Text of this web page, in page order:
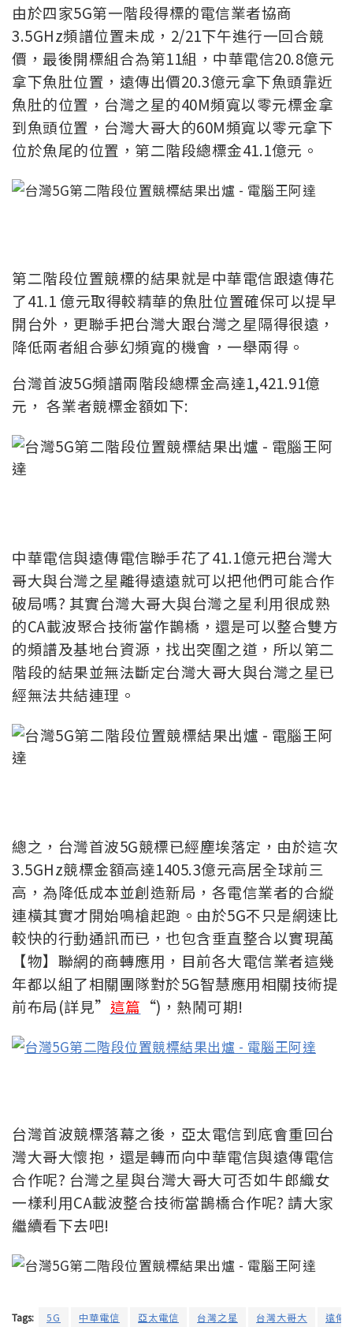
由於四家5G第一階段得標的電信業者協商
3.5GHz頻譜位置未成，2/21下午進行一回合競
價，最後開標組合為第11組，中華電信20.8億元
拿下魚肚位置，遠傳出價20.3億元拿下魚頭靠近
魚肚的位置，台灣之星的40M頻寬以零元標金拿
到魚頭位置，台灣大哥大的60M頻寬以零元拿下
位於魚尾的位置，第二階段總標金41.1億元。
第二階段位置競標的結果就是中華電信跟遠傳花
了41.1 億元取得較精華的魚肚位置確保可以提早
開台外，更聯手把台灣大跟台灣之星隔得很遠，
降低兩者組合夢幻頻寬的機會，一舉兩得。
台灣首波5G頻譜兩階段總標金高達1,421.91億
元， 各業者競標金額如下:
中華電信與遠傳電信聯手花了41.1億元把台灣大
哥大與台灣之星離得遠遠就可以把他們可能合作
破局嗎? 其實台灣大哥大與台灣之星利用很成熟
的CA載波聚合技術當作鵲橋，還是可以整合雙方
的頻譜及基地台資源，找出突圍之道，所以第二
階段的結果並無法斷定台灣大哥大與台灣之星已
經無法共結連理。
總之，台灣首波5G競標已經塵埃落定，由於這次
3.5GHz競標金額高達1405.3億元高居全球前三
高，為降低成本並創造新局，各電信業者的合縱
連橫其實才開始鳴槍起跑。由於5G不只是網速比
較快的行動通訊而已，也包含垂直整合以實現萬
【物】聯網的商轉應用，目前各大電信業者這幾
年都以組了相關團隊對於5G智慧應用相關技術提
前布局(詳見” 這篇 “)，熱鬧可期!
台灣首波競標落幕之後，亞太電信到底會重回台
灣大哥大懷抱，還是轉而向中華電信與遠傳電信
合作呢? 台灣之星與台灣大哥大可否如牛郎織女
一樣利用CA載波整合技術當鵲橋合作呢? 請大家
繼續看下去吧!
Tags: 5G 中華電信 亞太電信 台灣之星 台灣大哥大 遠傳